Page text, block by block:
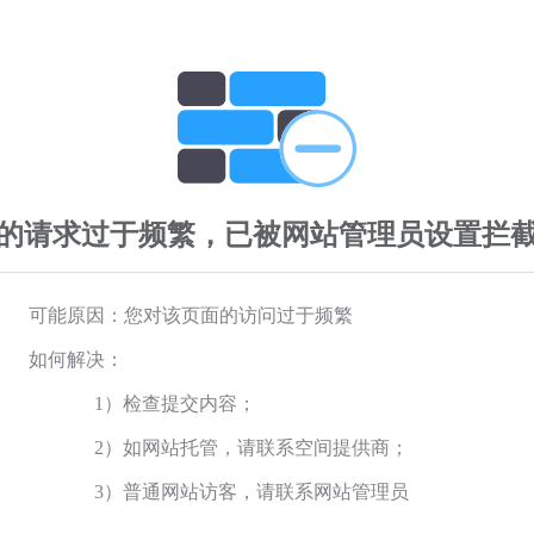
请求过于频繁，已被网站管理员设置拦
可能原因：您对该页面的访问过于频繁
如何解决：
1）检查提交内容；
2）如网站托管，请联系空间提供商；
3）普通网站访客，请联系网站管理员